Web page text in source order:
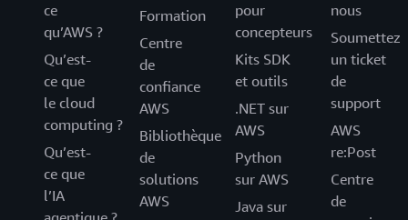
ce
qu’AWS ?
Qu’est-
ce que
le cloud
computing ?
Qu’est-
ce que
l’IA
Formation
Centre
de
confiance
AWS
Bibliothèque
de
solutions
AWS
pour
concepteurs
Kits SDK
et outils
.NET sur
AWS
Python
sur AWS
Java sur
nous
Soumettez
un ticket
de
support
AWS
re:Post
Centre
de